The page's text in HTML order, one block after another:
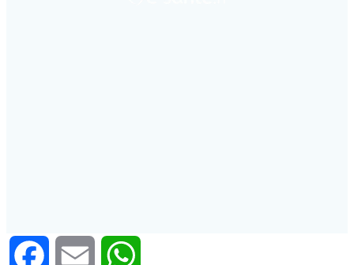
Facebook Email